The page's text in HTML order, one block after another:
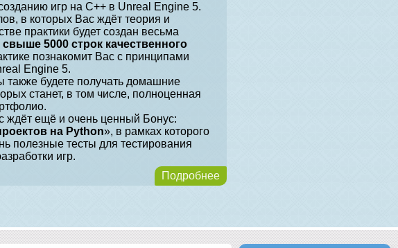
игр на C++ в Unreal Engine 5.
в которых Вас ждёт теория и
практики будет создан весьма
свыше 5000 строк качественного
познакомит Вас с принципами
Engine 5.
также будете получать домашние
станет, в том числе, полноценная
ждёт ещё и очень ценный Бонус:
на Python», в рамках которого
полезные тесты для тестирования
игр.
Подробнее